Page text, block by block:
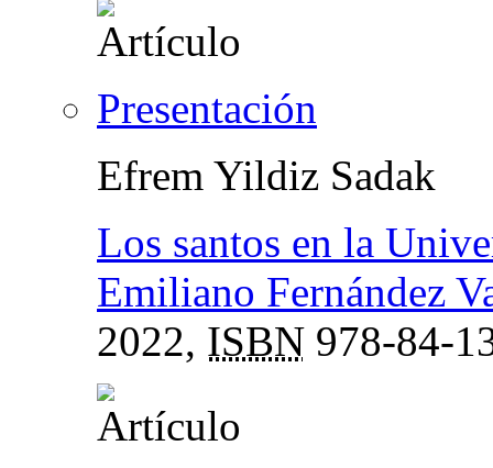
Presentación
Efrem Yildiz Sadak
Los santos en la
Emiliano Fernández
2022, ISBN 978-84-